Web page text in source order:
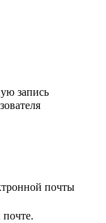
запись
почты